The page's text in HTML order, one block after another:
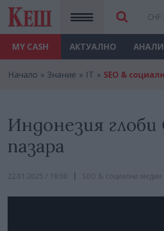
MY CASH
CHF
АКТУАЛНО
Начало Знание IT SEO &
Индонезия глоби
пазара
22.01.2025 / 18:00 SEO & социални медии